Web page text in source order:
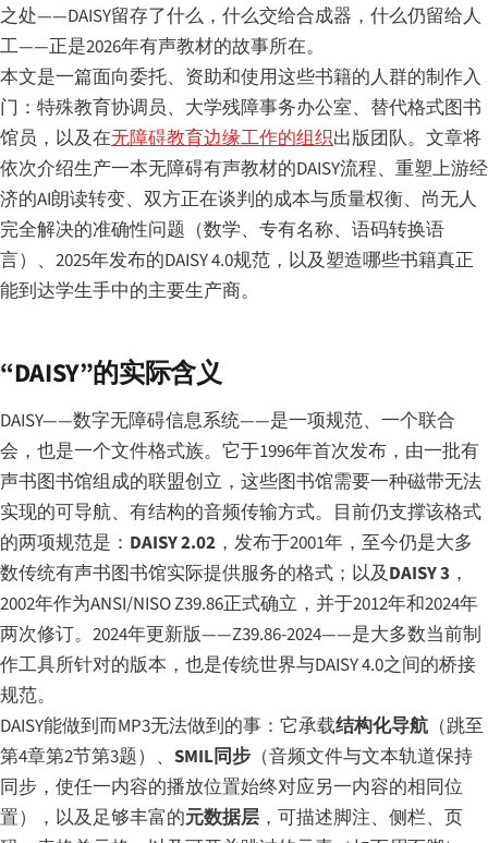
之处——DAISY留存了什么，什么交给合成器，什么仍留给人
工——正是2026年有声教材的故事所在。
本文是一篇面向委托、资助和使用这些书籍的人群的制作入
门：特殊教育协调员、大学残障事务办公室、替代格式图书
馆员，以及在无障碍教育边缘工作的组织出版团队。文章将
依次介绍生产一本无障碍有声教材的DAISY流程、重塑上游经
济的AI朗读转变、双方正在谈判的成本与质量权衡、尚无人
完全解决的准确性问题（数学、专有名称、语码转换语
言）、2025年发布的DAISY 4.0规范，以及塑造哪些书籍真正
能到达学生手中的主要生产商。
“DAISY”的实际含义
DAISY——数字无障碍信息系统——是一项规范、一个联合
会，也是一个文件格式族。它于1996年首次发布，由一批有
声书图书馆组成的联盟创立，这些图书馆需要一种磁带无法
实现的可导航、有结构的音频传输方式。目前仍支撑该格式
的两项规范是： DAISY 2.02 ，发布于2001年，至今仍是大多
数传统有声书图书馆实际提供服务的格式；以及DAISY 3 ，
2002年作为ANSI/NISO Z39.86正式确立，并于2012年和2024年
两次修订。2024年更新版——Z39.86-2024——是大多数当前制
作工具所针对的版本，也是传统世界与DAISY 4.0之间的桥接
规范。
DAISY能做到而MP3无法做到的事：它承载结构化导航 （跳至
第4章第2节第3题）、 SMIL同步 （音频文件与文本轨道保持
同步，使任一内容的播放位置始终对应另一内容的相同位
置），以及足够丰富的元数据层 ，可描述脚注、侧栏、页